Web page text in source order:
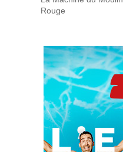
Rouge